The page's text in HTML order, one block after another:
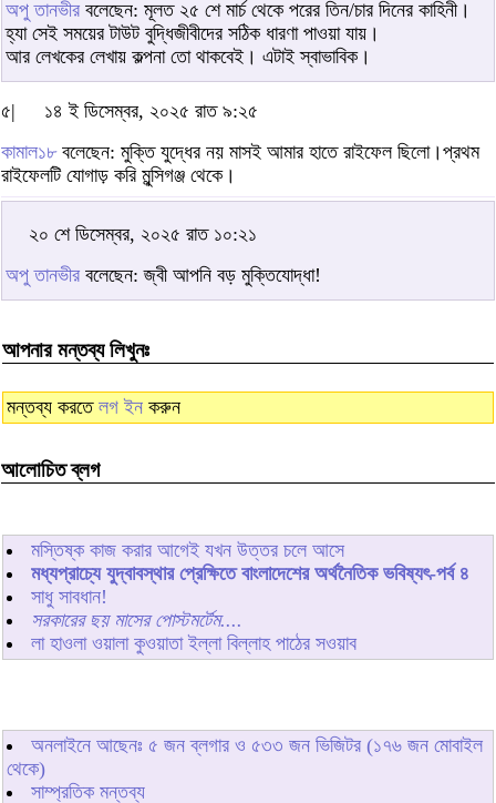
অপু তানভীর বলেছেন: মূলত ২৫ শে মার্চ থেকে পরের তিন/চার দিনের কাহিনী।
হ্যা সেই সময়ের টাউট বুদ্ধিজীবীদের সঠিক ধারণা পাওয়া যায়।
আর লেখকের লেখায় কল্পনা তো থাকবেই। এটাই স্বাভাবিক।
৫|
১৪ ই ডিসেম্বর, ২০২৫ রাত ৯:২৫
কামাল১৮বলেছেন: মুক্তি যুদ্ধের নয় মাসই আমার হাতে রাইফেল ছিলো।প্রথম
রাইফেলটি যোগাড় করি মুন্সিগঞ্জ থেকে।
২০ শে ডিসেম্বর, ২০২৫ রাত ১০:২১
অপু তানভীর বলেছেন: জ্বী আপনি বড় মুক্তিযোদ্ধা!
আপনার মন্তব্য লিখুনঃ
মন্তব্য করতে লগ ইন করুন
আলোচিত ব্লগ
মস্তিষ্ক কাজ করার আগেই যখন উত্তর চলে আসে
মধ্যপ্রাচ্যে যুদ্বাবস্থার প্রেক্ষিতে বাংলাদেশের অর্থনৈতিক ভবিষ্যৎ-পর্ব ৪
সাধু সাবধান!
সরকারের ছয় মাসের পোস্টমর্টেম....
লা হাওলা ওয়ালা কুওয়াতা ইল্লা বিল্লাহ পাঠের সওয়াব
অনলাইনে আছেনঃ ৫ জন ব্লগার ও ৫৩৩ জন ভিজিটর (১৭৬ জন মোবাইল
থেকে)
সাম্প্রতিক মন্তব্য